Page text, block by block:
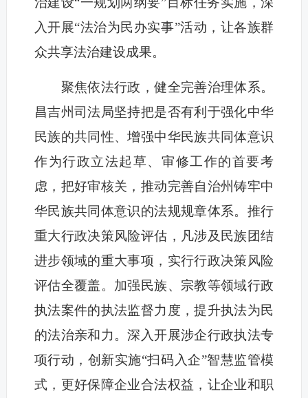
入开展“法治为民办实事”活动，让各族群
众共享法治建设成果。
聚焦依法行政，健全完善治理体系。
昌吉州司法局坚持把是否有利于强化中华
民族的共同性、增强中华民族共同体意识
作为行政立法起草、审修工作的首要考
虑，把好审核关，推动完善自治州铸牢中
华民族共同体意识的法规规章体系。推行
重大行政决策风险评估，凡涉及民族团结
进步领域的重大事项，实行行政决策风险
评估全覆盖。加强民族、宗教等领域行政
执法案件的执法监督力度，提升执法为民
的法治亲和力。深入开展涉企行政执法专
项行动，创新实施“扫码入企”智慧监管模
式，更好保障企业合法权益，让企业和职